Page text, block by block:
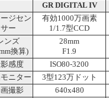
GR DIGITAL IV
ジセン
サー
有効1000万画素
1/1.7型CCD
ンズ
換算)
28mm
F1.9
感度
ISO80-3200
ニター
3型123万ドット
撮影
640x480